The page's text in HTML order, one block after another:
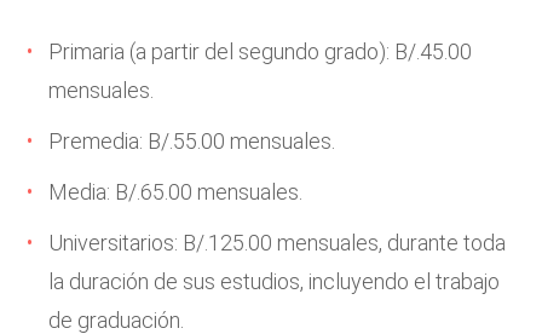
Primaria (a partir del segundo grado): B/.45.00
mensuales.
Premedia: B/.55.00 mensuales.
Media: B/.65.00 mensuales.
Universitarios: B/.125.00 mensuales, durante toda
la duración de sus estudios, incluyendo el trabajo
de graduación.